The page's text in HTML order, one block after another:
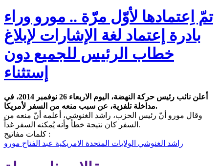
تمّ اِعتمادها لأوّل مرّة .. مورو وراء
بادرة إعتماد لغة الإشارات لإبلاغ
خطاب الرئيس للجميع دون
إستثناء
أعلن نائب رئيس حركة النهضة، اليوم الاربعاء 26 نوفمبر 2014، في
مداخلة تلفزية، عن سبب منعه من السفر لأمريكا.
وقال مورو أنّ رئيس الحزب، راشد الغنوشي، أعلمه أنّ منعه من
السفر كان نتيجة خطأ وأنه يُمكنه السفر غداً.
كلمات مفاتيح :
راشد الغنوشي الولايات المتحدة الامريكية عبد الفتاح مورو